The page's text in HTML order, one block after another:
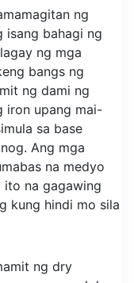
ng
isang bahagi ng
ng mga
bangs ng
ng dami ng
iron upang mai-
sa base
Ang mga
na medyo
ito na gagawing
kung hindi mo sila
ng dry